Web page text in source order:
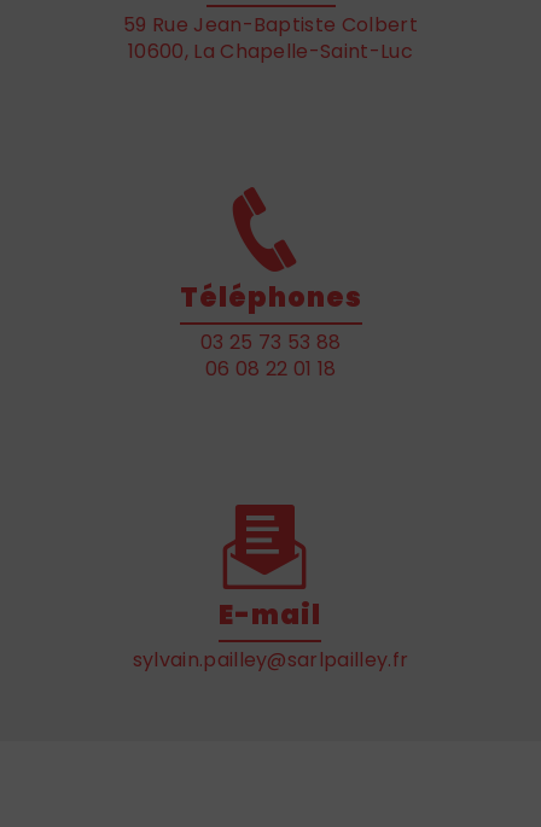
59 Rue Jean-Baptiste Colbert
10600, La Chapelle-Saint-Luc
Téléphones
03 25 73 53 88
06 08 22 01 18
E-mail
sylvain.pailley@sarlpailley.fr